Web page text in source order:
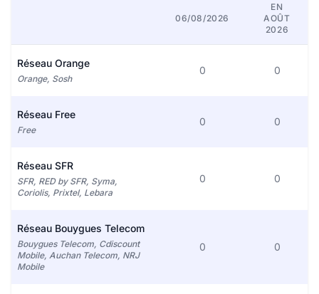
06/08/2026
EN
AOÛT
2026
Réseau Orange
Orange, Sosh
0 0
Réseau Free
Free
0 0
Réseau SFR
SFR, RED by SFR, Syma,
Coriolis, Prixtel, Lebara
0 0
Réseau Bouygues Telecom
Bouygues Telecom, Cdiscount
Mobile, Auchan Telecom, NRJ
Mobile
0 0